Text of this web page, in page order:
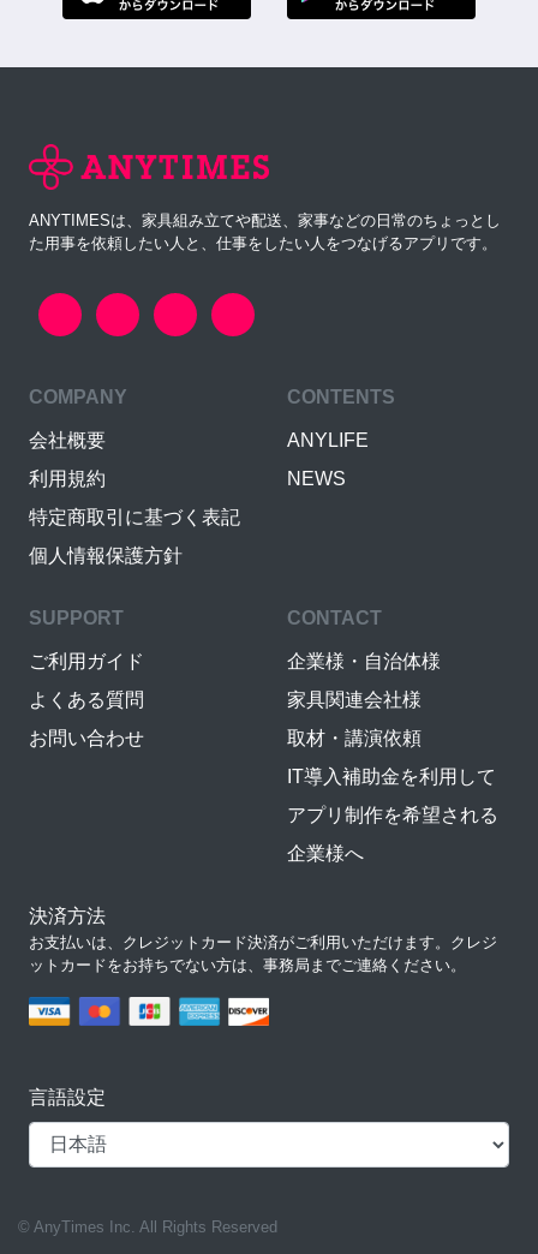
ANYTIMESは、家具組み立てや配送、家事などの日常のちょっとし
た用事を依頼したい人と、仕事をしたい人をつなげるアプリです。
COMPANY
会社概要
利用規約
特定商取引に基づく表記
個人情報保護方針
CONTENTS
ANYLIFE
NEWS
SUPPORT
ご利用ガイド
よくある質問
お問い合わせ
CONTACT
企業様・自治体様
家具関連会社様
取材・講演依頼
IT導入補助金を利用して
アプリ制作を希望される
企業様へ
決済方法
お支払いは、クレジットカード決済がご利用いただけます。クレジ
ットカードをお持ちでない方は、事務局までご連絡ください。
言語設定
© AnyTimes Inc. All Rights Reserved